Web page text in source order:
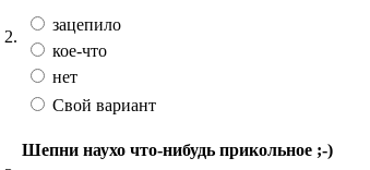
2.
зацепило
кое-что
нет
Свой вариант
Шепни наухо что-нибудь прикольное ;-)